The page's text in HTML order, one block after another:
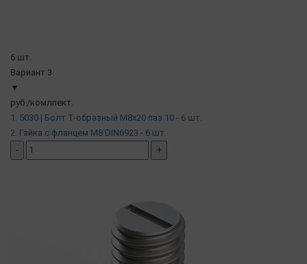
6 шт.
Вариант 3
▼
руб./комлпект.
1. 5030 | Болт Т-образный М8х20 паз 10 - 6 шт.
2. Гайка с фланцем М8 DIN6923 - 6 шт.
-
+